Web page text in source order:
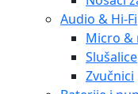
Audio & Hi-Fi
Micro &
Slušalice
Zvučnici